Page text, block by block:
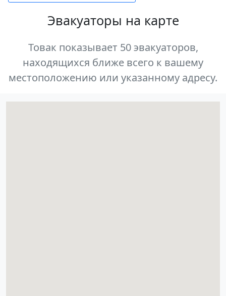
Эвакуаторы на карте
Товак показывает 50 эвакуаторов,
находящихся ближе всего к вашему
местоположению или указанному адресу.